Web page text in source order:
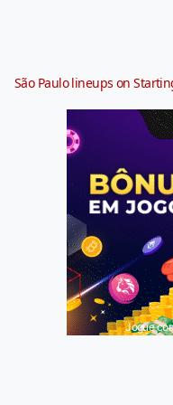
São Paulo lineups on
Jogue